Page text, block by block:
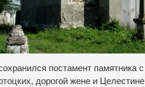
постамент памятника
дорогой жене и